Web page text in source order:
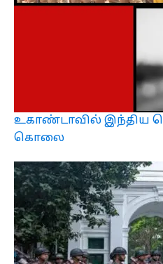
உகாண்டாவில் இந்திய
கொலை